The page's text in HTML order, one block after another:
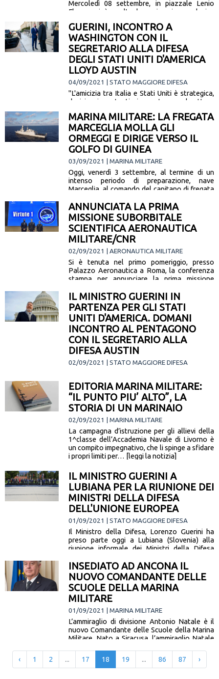
Mercoledì 08 settembre, in piazzale Lenio
Flacco, si è svolta la cerimonia conclusiva
sportivo legati al 50° anniversario… [leggi la
notizia]
GUERINI, INCONTRO A
WASHINGTON CON IL
SEGRETARIO ALLA DIFESA
DEGLI STATI UNITI D'AMERICA
LLOYD AUSTIN
04/09/2021 | STATO MAGGIORE DIFESA
"L'amicizia tra Italia e Stati Uniti è strategica,
decisiva, importantissima, e trova nel settore
decisività del rapporto… [leggi la notizia]
MARINA MILITARE: LA FREGATA
MARCEGLIA MOLLA GLI
ORMEGGI E DIRIGE VERSO IL
GOLFO DI GUINEA
03/09/2021 | MARINA MILITARE
Oggi, venerdì 3 settembre, al termine di un
intenso periodo di preparazione, nave
Marceglia, al comando del capitano di fregata
[leggi la notizia]
ANNUNCIATA LA PRIMA
MISSIONE SUBORBITALE
SCIENTIFICA AERONAUTICA
MILITARE/CNR
02/09/2021 | AERONAUTICA MILITARE
Si è tenuta nel primo pomeriggio, presso
Palazzo Aeronautica a Roma, la conferenza
stampa per annunciare la prima missione
composto… [leggi la notizia]
IL MINISTRO GUERINI IN
PARTENZA PER GLI STATI
UNITI D'AMERICA. DOMANI
INCONTRO AL PENTAGONO
CON IL SEGRETARIO ALLA
DIFESA AUSTIN
02/09/2021 | STATO MAGGIORE DIFESA
partenza per gli Stati Uniti d'America. Nella
giornata di domani, a Washington presso il
Pentagono, in programma… [leggi la notizia]
EDITORIA MARINA MILITARE:
“IL PUNTO PIU’ ALTO”, LA
STORIA DI UN MARINAIO
02/09/2021 | MARINA MILITARE
La campagna d’istruzione per gli allievi della
1^classe dell’Accademia Navale di Livorno è
un compito impegnativo, che li spinge a sfidare
i propri limiti per… [leggi la notizia]
IL MINISTRO GUERINI A
LUBIANA PER LA RIUNIONE DEI
MINISTRI DELLA DIFESA
DELL'UNIONE EUROPEA
01/09/2021 | STATO MAGGIORE DIFESA
Il Ministro della Difesa, Lorenzo Guerini ha
preso parte oggi a Lubiana (Slovenia) alla
riunione informale dei Ministri della Difesa
la notizia]
INSEDIATO AD ANCONA IL
NUOVO COMANDANTE DELLE
SCUOLE DELLA MARINA
MILITARE
01/09/2021 | MARINA MILITARE
L’ammiraglio di divisione Antonio Natale è il
nuovo Comandante delle Scuole della Marina
Militare. Nato a Siracusa, l’ammiraglio Natale
‹ 1 2 ... 17 18 19 ... 86 87 ›